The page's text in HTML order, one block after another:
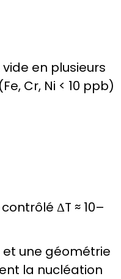
en plusieurs
Cr, Ni < 10 ppb)
ΔT ≈ 10–
une géométrie
la nucléation